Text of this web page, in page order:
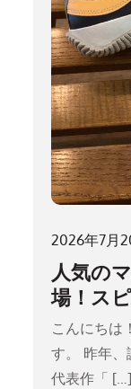
2026年7月
人気の
場！ス
こんにちは
す。 昨年
代表作「 […]